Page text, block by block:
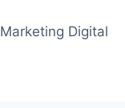
Marketing Digital